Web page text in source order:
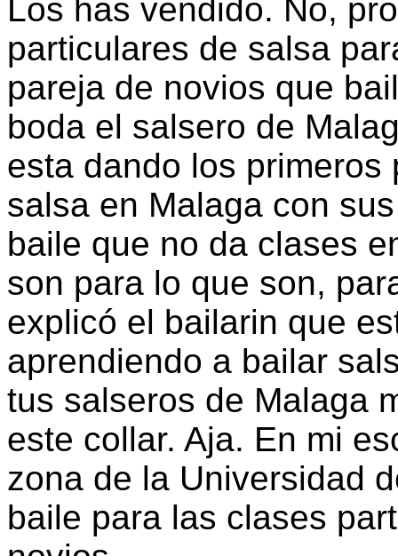
Los has vendido. No,
particulares de salsa
pareja de novios que
boda el salsero de
esta dando los
salsa en Malaga con
baile que no da clases
son para lo que son,
explicó el bailarin que
aprendiendo a bailar
tus salseros de Malaga
este collar. Aja. En mi
zona de la Universidad
baile para las clases